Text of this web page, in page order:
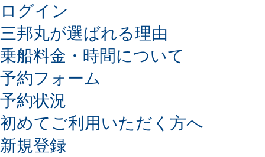
ログイン
三邦丸が選ばれる理由
乗船料金・時間について
予約フォーム
予約状況
初めてご利用いただく方へ
新規登録